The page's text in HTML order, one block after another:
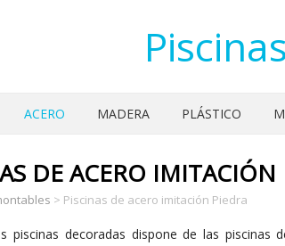
ACERO MADERA PLÁSTICO
DE ACERO IMITACIÓN
> Piscinas de acero imitación Piedra
piscinas decoradas dispone de las piscinas